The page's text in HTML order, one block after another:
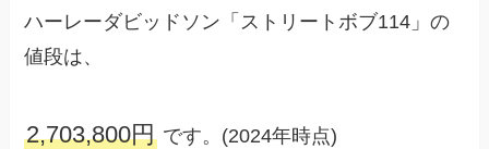
ハーレーダビッドソン「ストリートボブ114」の
値段は、
2,703,800円 です。(2024年時点)